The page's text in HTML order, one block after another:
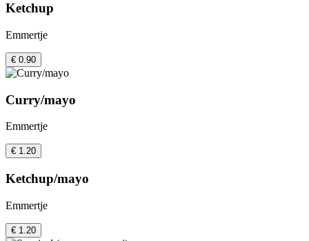
Ketchup
Emmertje
€ 0.90
Curry/mayo
Emmertje
€ 1.20
Ketchup/mayo
Emmertje
€ 1.20